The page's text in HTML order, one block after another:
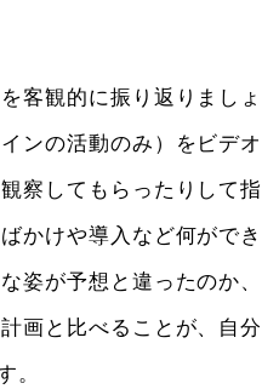
客観的に振り返りましょ
ンの活動のみ）をビデオ
察してもらったりして指
かけや導入など何ができ
姿が予想と違ったのか、
画と比べることが、自分
。